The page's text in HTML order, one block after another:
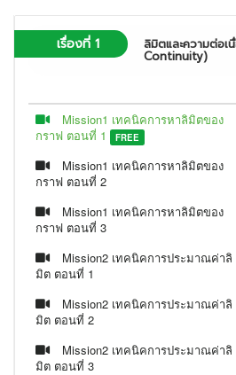
ในคอร์สนี้พี่ฟลุคจะ สรุปเนื้อหาและวิธีกา
เป็นหมวดหมู่ อธิบายให้ สั้น กระชับ เข้า
การแก้โจทย์ปัญหา เพื่อให้น้องนำไปใช้ แ
คอร์สนี้จะทำให้พื้นฐานน้องมั่นคงและสาม
แข็งแรงแล้วครับ
คอร์สนี้เหมาะกับ
นักเรียน ม.ปลาย ที่ รร.สอนเกินหลักสูตร
Calculus1,Calculus for business 1,
โดยส่วนใหญ่มักจะเป็น นักศึกษา
สถาปัตยกรรม วิศวกรรมศาสตร์ วิทยาศา
แพทย์ พยาบาล และ แพทย์บางสถาบัน เป็น
เรื่องที่ 1 ลิมิตและความต่อ
Continuity)
Mission1 เทคนิคการหาลิมิตของ
กราฟ ตอนที่ 1
FREE
Mission1 เทคนิคการหาลิมิตของ
กราฟ ตอนที่ 2
Mission1 เทคนิคการหาลิมิตของ
กราฟ ตอนที่ 3
Mission2 เทคนิคการประมาณค่าลิ
มิต ตอนที่ 1
Mission2 เทคนิคการประมาณค่าลิ
มิต ตอนที่ 2
Mission2 เทคนิคการประมาณค่าลิ
มิต ตอนที่ 3